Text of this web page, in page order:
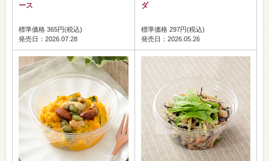
ース
標準価格 365円(税込)
発売日：2026.07.28
ダ
標準価格 297円(税込)
発売日：2026.05.26